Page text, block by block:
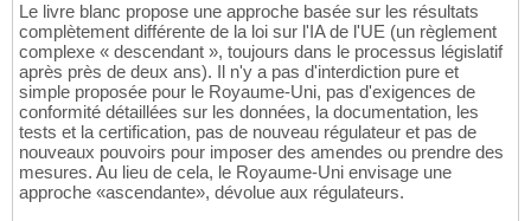
Le livre blanc propose une approche basée sur les résultats
complètement différente de la loi sur l'IA de l'UE (un règlement
complexe « descendant », toujours dans le processus législatif
après près de deux ans). Il n'y a pas d'interdiction pure et
simple proposée pour le Royaume-Uni, pas d'exigences de
conformité détaillées sur les données, la documentation, les
tests et la certification, pas de nouveau régulateur et pas de
nouveaux pouvoirs pour imposer des amendes ou prendre des
mesures. Au lieu de cela, le Royaume-Uni envisage une
approche «ascendante», dévolue aux régulateurs.